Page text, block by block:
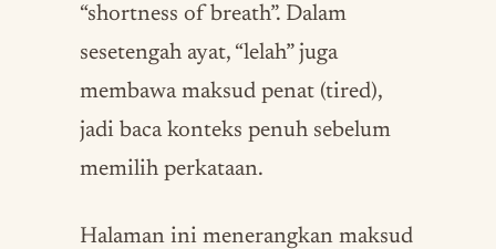
“shortness of breath”. Dalam
sesetengah ayat, “lelah” juga
membawa maksud penat (tired),
jadi baca konteks penuh sebelum
memilih perkataan.
Halaman ini menerangkan maksud